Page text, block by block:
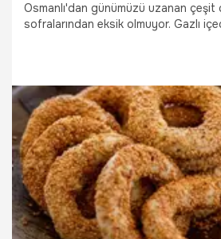
Osmanlı'dan günümüzü uzanan
sofralarından eksik olmuyor. Gazlı
23.02.2026 Konya